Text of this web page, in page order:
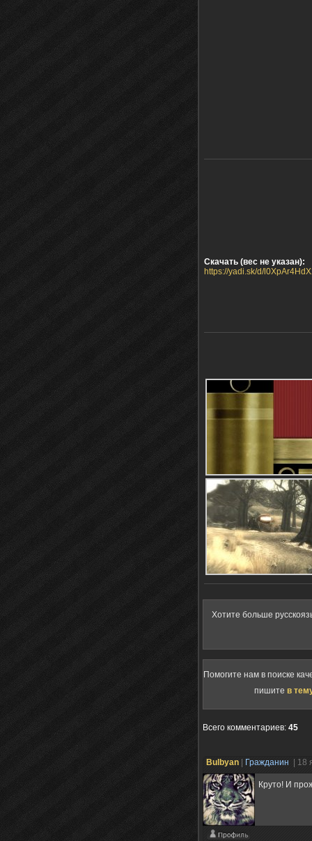
Скачать (вес не указан):
https://yadi.sk/d/
Хотите больше
Помогите нам в поиске
пишите в
Всего комментариев: 45
Bulbyan Гражданин | 18
Круто! И